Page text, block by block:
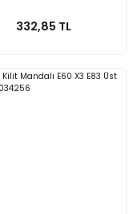
332,85 TL